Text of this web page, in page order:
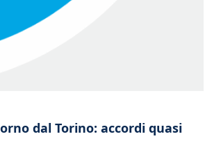
dal Torino: accordi quasi